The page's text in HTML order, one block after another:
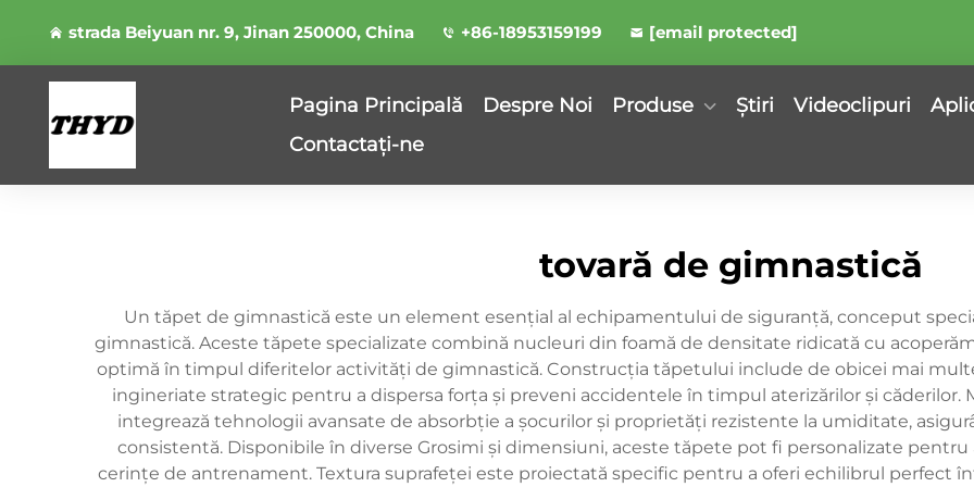
strada Beiyuan nr. 9, Jinan 250000, China +86-18953159199 [email protected]
Pagina Principală Despre Noi Produse Știri Videoclipuri
Contactați-ne
tovară de gimnastică
Un tăpet de gimnastică este un element esențial al echipamentului de siguranță, conceput
gimnastică. Aceste tăpete specializate combină nucleuri din foamă de densitate ridicată cu
optimă în timpul diferitelor activități de gimnastică. Construcția tăpetului include de obicei mai
ingineriate strategic pentru a dispersa forța și preveni accidentele în timpul aterizărilor și
integrează tehnologii avansate de absorbție a șocurilor și proprietăți rezistente la umiditate,
consistentă. Disponibile în diverse Grosimi și dimensiuni, aceste tăpete pot fi personalizate
cerințe de antrenament. Textura suprafeței este proiectată specific pentru a oferi echilibrul perfect